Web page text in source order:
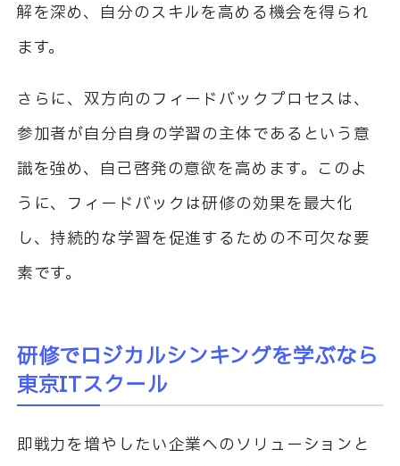
解を深め、自分のスキルを高める機会を得られ
ます。
さらに、双方向のフィードバックプロセスは、
参加者が自分自身の学習の主体であるという意
識を強め、自己啓発の意欲を高めます。このよ
うに、フィードバックは研修の効果を最大化
し、持続的な学習を促進するための不可欠な要
素です。
研修でロジカルシンキングを学ぶなら
東京ITスクール
即戦力を増やしたい企業へのソリューションと